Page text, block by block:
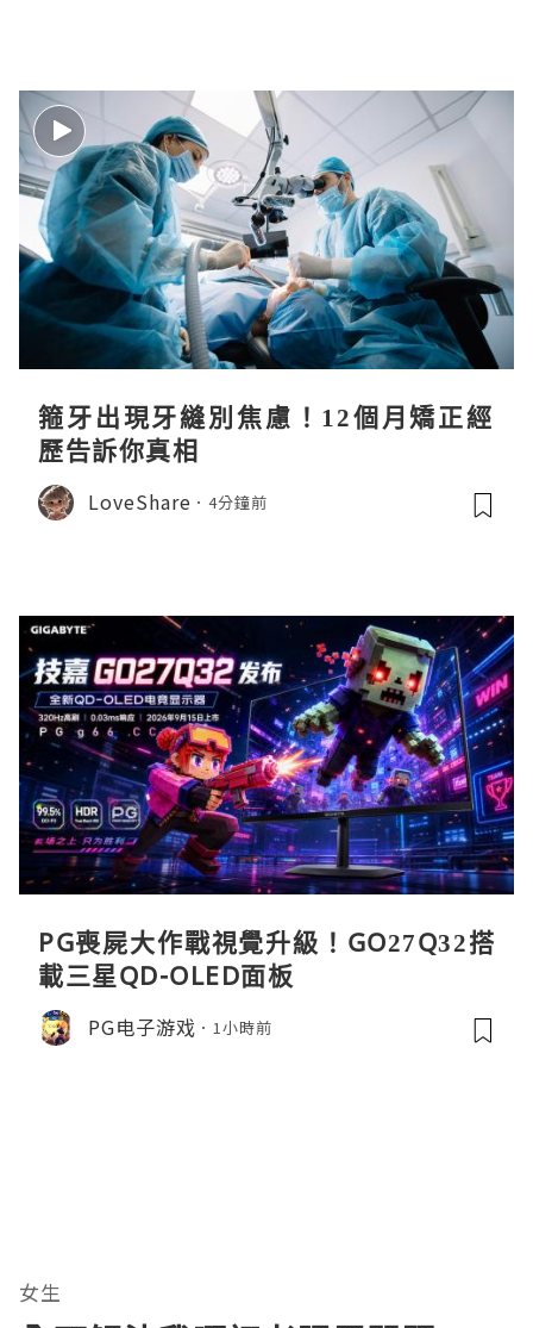
箍牙出現牙縫別焦慮！12個月矯正經
歷告訴你真相
LoveShare 4分鐘前
PG喪屍大作戰視覺升級！GO27Q32搭
載三星QD-OLED面板
PG电子游戏 1小時前
女生